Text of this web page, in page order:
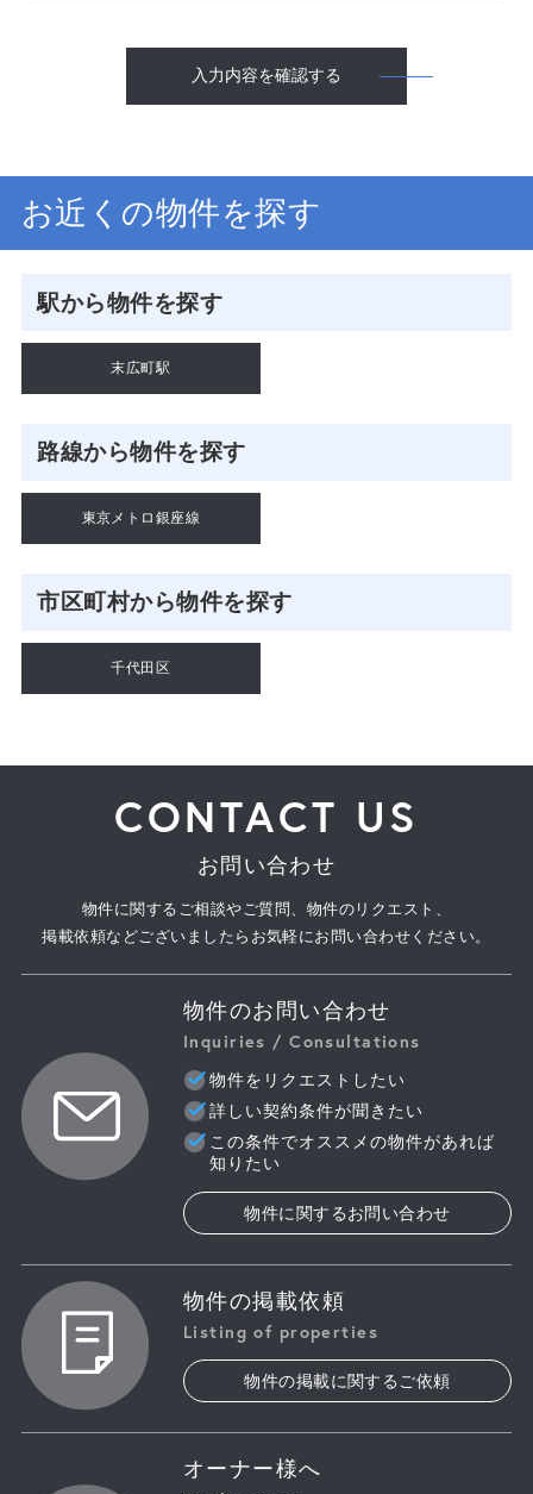
入力内容を確認する
お近くの物件を探す
駅から物件を探す
末広町駅
路線から物件を探す
東京メトロ銀座線
市区町村から物件を探す
千代田区
CONTACT US
お問い合わせ
物件に関するご相談やご質問、物件のリクエスト、
掲載依頼などございましたらお気軽にお問い合わせください。
物件のお問い合わせ
Inquiries / Consultations
物件をリクエストしたい
詳しい契約条件が聞きたい
この条件でオススメの物件があれば
知りたい
物件に関するお問い合わせ
物件の掲載依頼
Listing of properties
物件の掲載に関するご依頼
オーナー様へ